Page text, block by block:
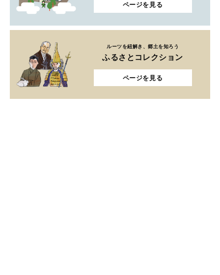
ページを見る
ルーツを紐解き、郷土を知ろう
ふるさとコレクション
ページを見る